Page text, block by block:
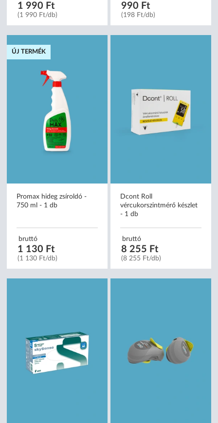
1 990 Ft
(1 990 Ft/db)
990 Ft
(198 Ft/db)
ÚJ TERMÉK
Promax hideg zsíroldó -
750 ml - 1 db
bruttó
1 130 Ft
(1 130 Ft/db)
Dcont Roll
vércukorszintmérő készlet
- 1 db
bruttó
8 255 Ft
(8 255 Ft/db)